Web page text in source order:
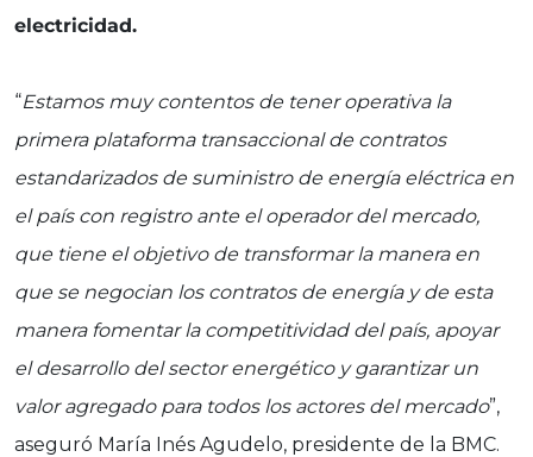
electricidad.
“Estamos muy contentos de tener operativa la
primera plataforma transaccional de contratos
estandarizados de suministro de energía eléctrica en
el país con registro ante el operador del mercado,
que tiene el objetivo de transformar la manera en
que se negocian los contratos de energía y de esta
manera fomentar la competitividad del país, apoyar
el desarrollo del sector energético y garantizar un
valor agregado para todos los actores del mercado”,
aseguró María Inés Agudelo, presidente de la BMC.